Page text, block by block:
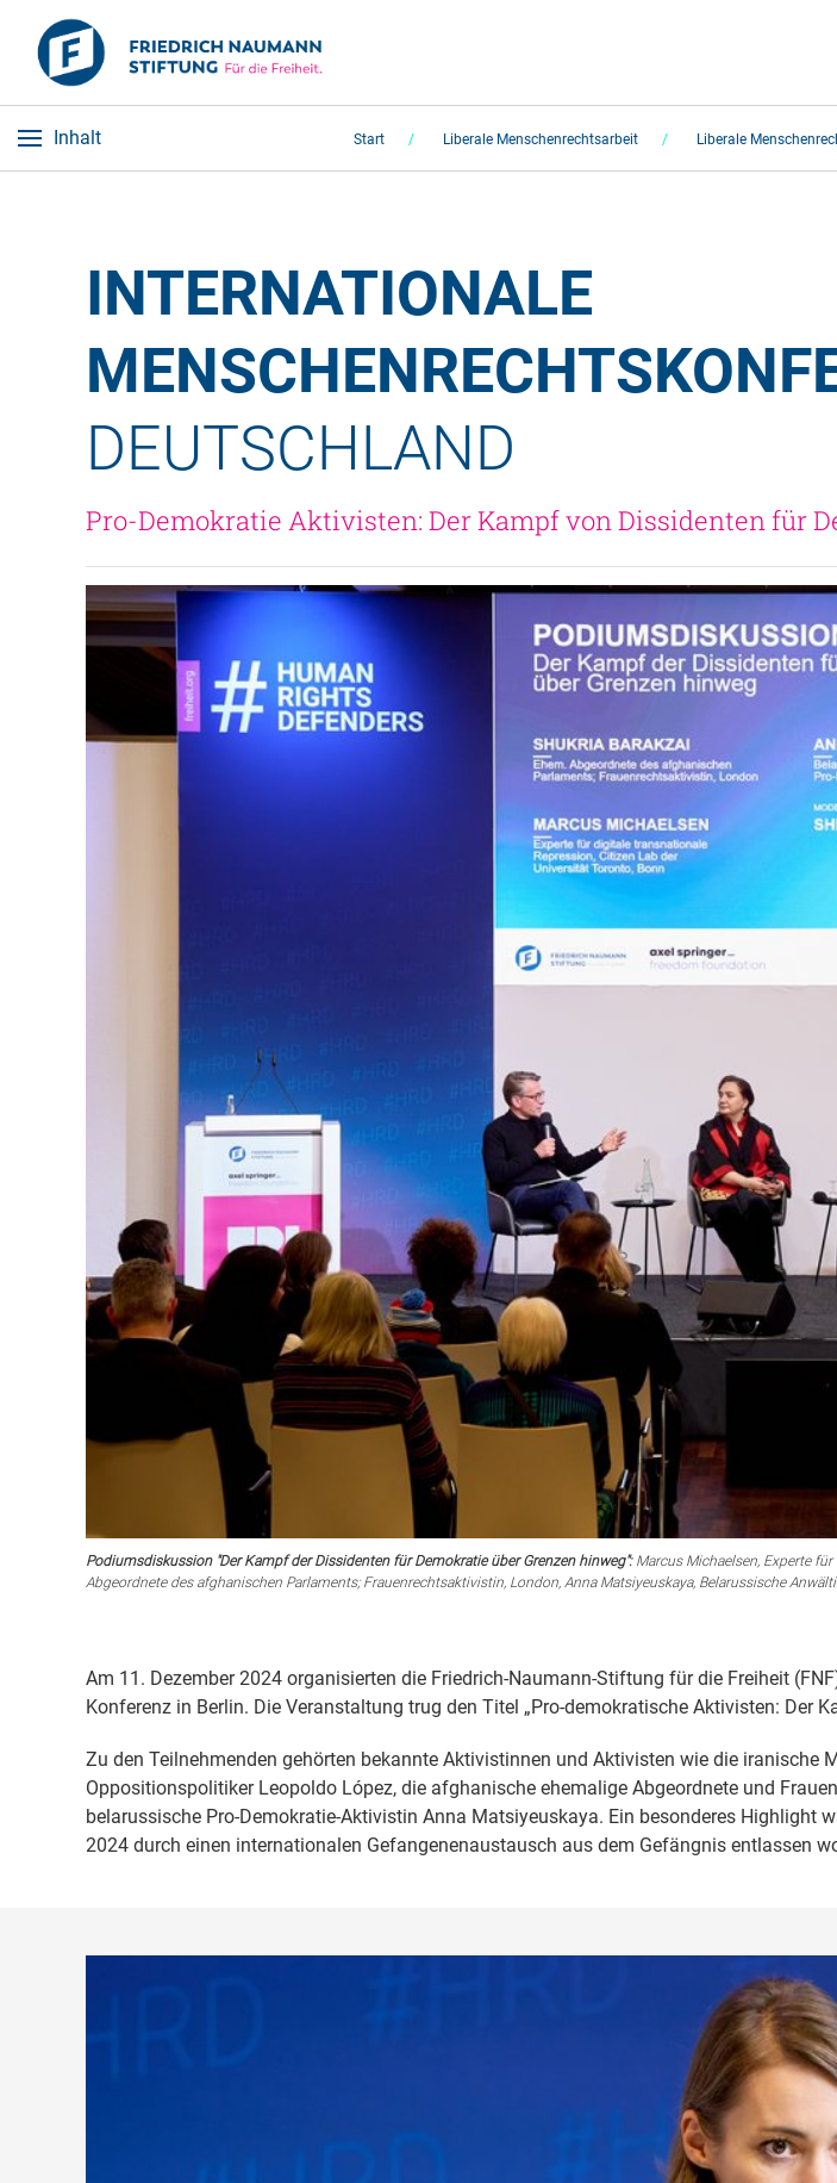
Inhalt Start Liberale Menschenrechtsarbeit Liberale
INTERNATIONALE
DEUTSCHLAND
Pro-Demokratie Aktivisten: Der Kampf von Dissidenten für
Podiumsdiskussion "Der Kampf der Dissidenten für Demokratie über Grenzen hinweg":Marcus Michaelsen, Experte für
Abgeordnete des afghanischen Parlaments; Frauenrechtsaktivistin, London, Anna Matsiyeuskaya, Belarussische
Am 11. Dezember 2024 organisierten die Friedrich-Naumann-Stiftung für die Freiheit
Konferenz in Berlin. Die Veranstaltung trug den Titel „Pro-demokratische Aktivisten: Der
Zu den Teilnehmenden gehörten bekannte Aktivistinnen und Aktivisten wie die iranische
Oppositionspolitiker Leopoldo López, die afghanische ehemalige Abgeordnete und
belarussische Pro-Demokratie-Aktivistin Anna Matsiyeuskaya. Ein besonderes Highlight
2024 durch einen internationalen Gefangenenaustausch aus dem Gefängnis entlassen